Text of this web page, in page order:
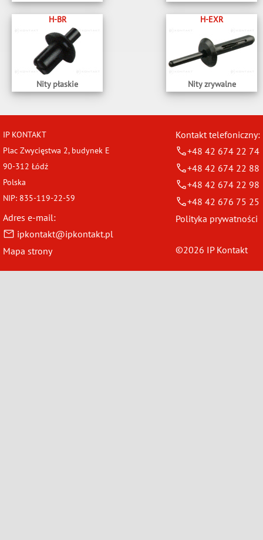
H-BR
Nity płaskie
H-EXR
Nity zrywalne
IP KONTAKT
Plac Zwycięstwa 2, budynek E
90-312 Łódź
Polska
NIP: 835-119-22-59
Kontakt telefoniczny:
+48 42 674 22 74
+48 42 674 22 88
+48 42 674 22 98
+48 42 676 75 25
Adres e-mail:
ipkontakt@ipkontakt.pl
Polityka prywatności
Mapa strony ©2026 IP Kontakt